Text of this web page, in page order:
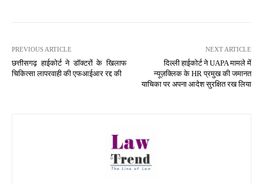
PREVIOUS ARTICLE
छत्तीसगढ़ हाईकोर्ट ने डॉक्टरों के खिलाफ
चिकित्सा लापरवाही की एफआईआर रद्द की
NEXT ARTICLE
दिल्ली हाईकोर्ट ने UAPA मामले में
न्यूज़क्लिक के HR प्रमुख की जमानत
याचिका पर अपना आदेश सुरक्षित रख लिया